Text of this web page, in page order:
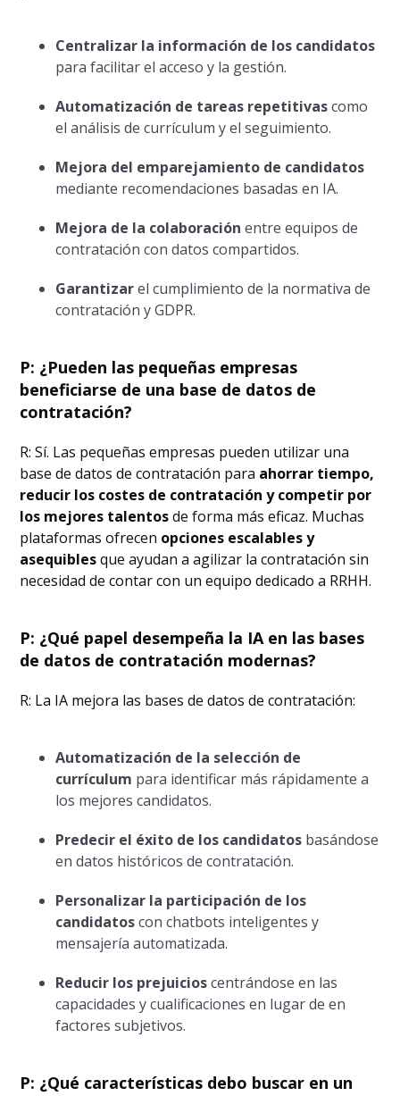
Centralizar la información de los candidatos
para facilitar el acceso y la gestión.
Automatización de tareas repetitivascomo
el análisis de currículum y el seguimiento.
Mejora del emparejamiento de candidatos
mediante recomendaciones basadas en IA.
Mejora de la colaboración entre equipos de
contratación con datos compartidos.
Garantizarel cumplimiento de la normativa de
contratación y GDPR.
P: ¿Pueden las pequeñas empresas
beneficiarse de una base de datos de
contratación?
R: Sí. Las pequeñas empresas pueden utilizar una
base de datos de contratación para ahorrar tiempo,
reducir los costes de contratación y competir por
los mejores talentosde forma más eficaz. Muchas
plataformas ofrecen opciones escalables y
asequiblesque ayudan a agilizar la contratación sin
necesidad de contar con un equipo dedicado a RRHH.
P: ¿Qué papel desempeña la IA en las bases
de datos de contratación modernas?
R: La IA mejora las bases de datos de contratación:
Automatización de la selección de
currículum para identificar más rápidamente a
los mejores candidatos.
Predecir el éxito de los candidatos basándose
en datos históricos de contratación.
Personalizar la participación de los
candidatoscon chatbots inteligentes y
mensajería automatizada.
Reducir los prejuicioscentrándose en las
capacidades y cualificaciones en lugar de en
factores subjetivos.
P: ¿Qué características debo buscar en un